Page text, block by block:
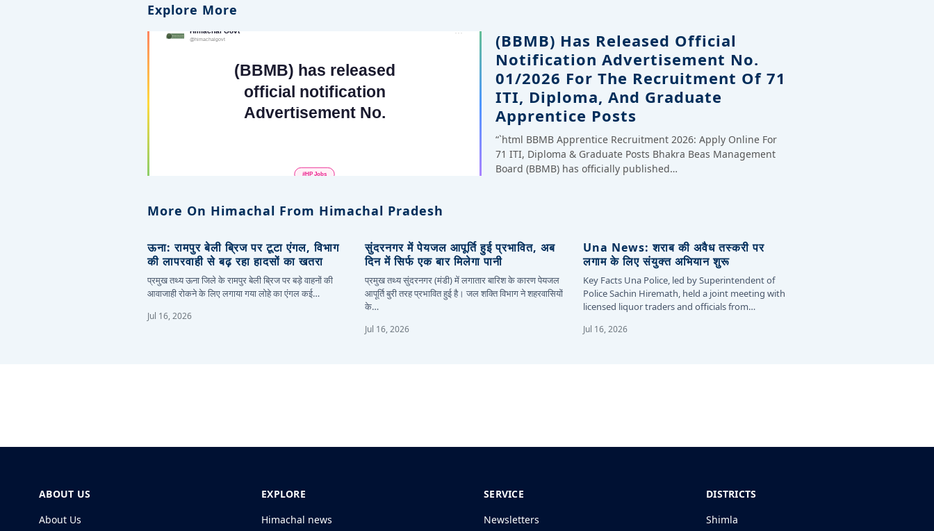
Explore More
(BBMB) Has Released Official
Notification Advertisement No.
01/2026 For The Recruitment Of 71
ITI, Diploma, And Graduate
Apprentice Posts
“`html BBMB Apprentice Recruitment 2026: Apply Online For
71 ITI, Diploma & Graduate Posts Bhakra Beas Management
Board (BBMB) has officially published…
More On Himachal From Himachal Pradesh
ऊना: रामपुर बेली ब्रिज पर टूटा एंगल, विभाग
की लापरवाही से बढ़ रहा हादसों का खतरा
प्रमुख तथ्य ऊना जिले के रामपुर बेली ब्रिज पर बड़े वाहनों की
आवाजाही रोकने के लिए लगाया गया लोहे का एंगल कई…
Jul 16, 2026
सुंदरनगर में पेयजल आपूर्ति हुई प्रभावित, अब
दिन में सिर्फ एक बार मिलेगा पानी
प्रमुख तथ्य सुंदरनगर (मंडी) में लगातार बारिश के कारण पेयजल
आपूर्ति बुरी तरह प्रभावित हुई है। जल शक्ति विभाग ने शहरवासियों
के…
Jul 16, 2026
Una News: शराब की अवैध तस्करी पर
लगाम के लिए संयुक्त अभियान शुरू
Key Facts Una Police, led by Superintendent of
Police Sachin Hiremath, held a joint meeting with
licensed liquor traders and officials from…
Jul 16, 2026
ABOUT US
About Us
EXPLORE
Himachal news
SERVICE
Newsletters
DISTRICTS
Shimla